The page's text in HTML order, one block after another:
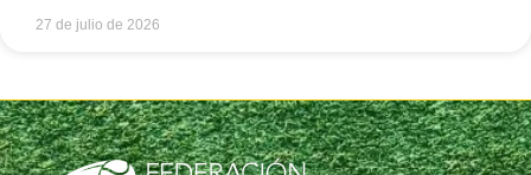
27 de julio de 2026